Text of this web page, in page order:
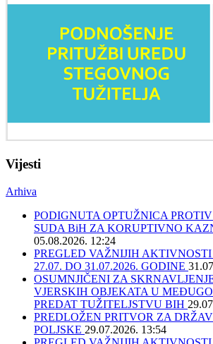
Vijesti
Arhiva
PODIGNUTA OPTUŽNICA
SUDA BiH ZA KORUPTIVNO
05.08.2026. 12:24
PREGLED VAŽNIJIH
27.07. DO 31.07.2026. GODINE
OSUMNJIČENI ZA
VJERSKIH OBJEKATA U
PREDAT TUŽITELJSTVU BIH
PREDLOŽEN PRITVOR ZA
POLJSKE 29.07.2026. 13:54